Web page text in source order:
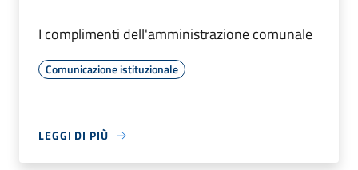
I complimenti dell'amministrazione comunale
Comunicazione istituzionale
LEGGI DI PIÙ